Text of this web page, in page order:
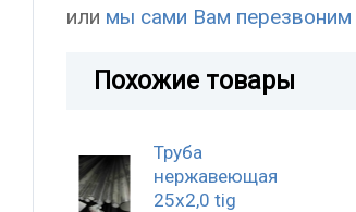
или мы сами Вам перезвоним
Похожие товары
Труба
нержавеющая
25х2,0 tig